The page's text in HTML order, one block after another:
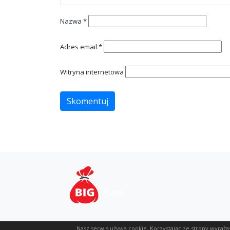
Nazwa *
Adres email *
Witryna internetowa
Nasz serwis używa cookie. Korzystając ze strony